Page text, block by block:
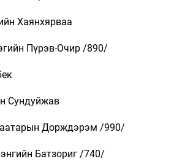
Хаянхярваа
Пүрэв-Очир /890/
Сундуйжав
Дорждэрэм /990/
Батзориг /740/